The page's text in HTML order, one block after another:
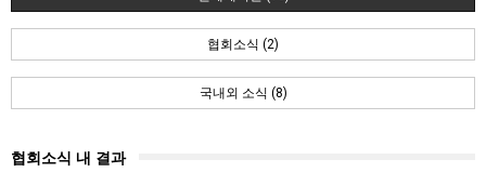
협회소식 (2)
국내외 소식 (8)
협회소식 내 결과